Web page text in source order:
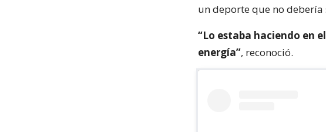
un deporte que no debería
“Lo estaba haciendo en
energía”, reconoció.